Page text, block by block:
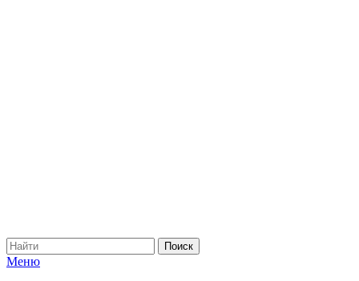
Меню